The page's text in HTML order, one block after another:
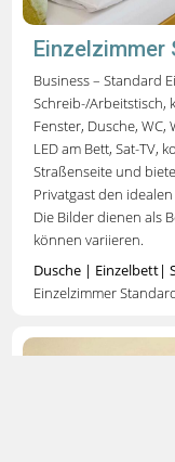
Einzelzimmer
Business – Standard
Schreib-/Arbeitstisch,
Fenster, Dusche,
LED am Bett, Sat-TV,
Straßenseite und
Privatgast den
Die Bilder dienen als
können variieren.
Dusche | Einzelbett|
Einzelzimmer